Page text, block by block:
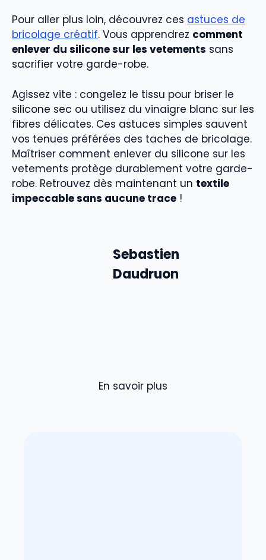
Pour aller plus loin, découvrez ces astuces de
bricolage créatif. Vous apprendrez comment
enlever du silicone sur les vetements sans
sacrifier votre garde-robe.
Agissez vite : congelez le tissu pour briser le
silicone sec ou utilisez du vinaigre blanc sur les
fibres délicates. Ces astuces simples sauvent
vos tenues préférées des taches de bricolage.
Maîtriser comment enlever du silicone sur les
vetements protège durablement votre garde-
robe. Retrouvez dès maintenant un textile
impeccable sans aucune trace !
Sebastien
Daudruon
En savoir plus